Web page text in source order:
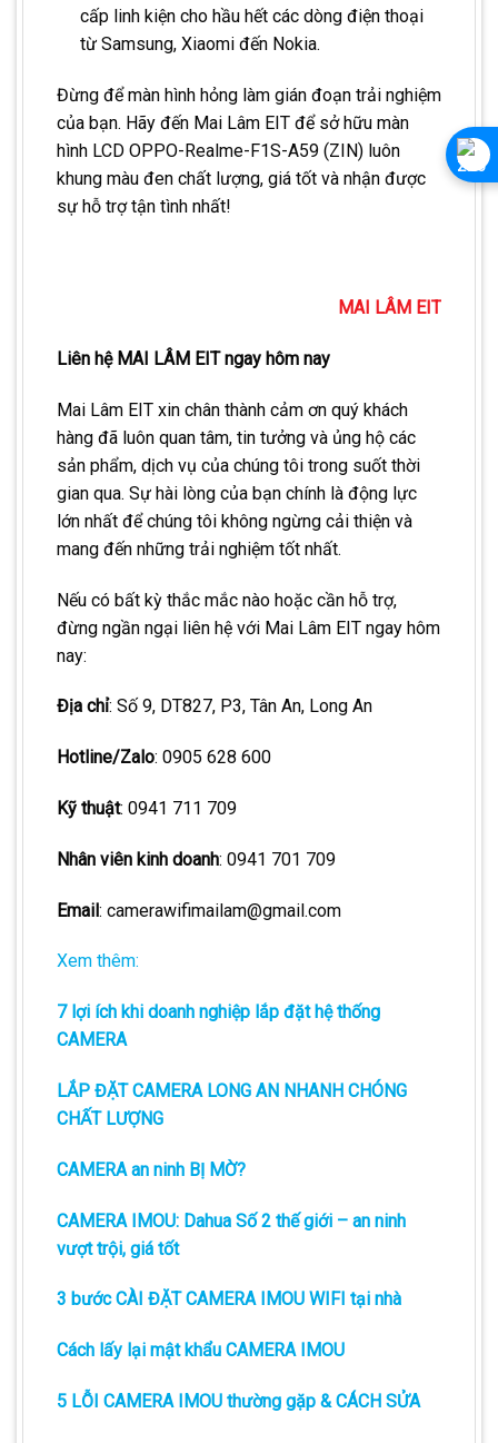
cấp linh kiện cho hầu hết các dòng điện thoại
từ Samsung, Xiaomi đến Nokia.
Đừng để màn hình hỏng làm gián đoạn trải nghiệm
của bạn. Hãy đến Mai Lâm EIT để sở hữu màn
hình LCD OPPO-Realme-F1S-A59 (ZIN) luôn
khung màu đen chất lượng, giá tốt và nhận được
sự hỗ trợ tận tình nhất!
MAI LÂM EIT
Liên hệ MAI LÂM EIT ngay hôm nay
Mai Lâm EIT xin chân thành cảm ơn quý khách
hàng đã luôn quan tâm, tin tưởng và ủng hộ các
sản phẩm, dịch vụ của chúng tôi trong suốt thời
gian qua. Sự hài lòng của bạn chính là động lực
lớn nhất để chúng tôi không ngừng cải thiện và
mang đến những trải nghiệm tốt nhất.
Nếu có bất kỳ thắc mắc nào hoặc cần hỗ trợ,
đừng ngần ngại liên hệ với Mai Lâm EIT ngay hôm
nay:
Địa chỉ: Số 9, DT827, P3, Tân An, Long An
Hotline/Zalo: 0905 628 600
Kỹ thuật: 0941 711 709
Nhân viên kinh doanh: 0941 701 709
Email: camerawifimailam@gmail.com
Xem thêm:
7 lợi ích khi doanh nghiệp lắp đặt hệ thống
CAMERA
LẮP ĐẶT CAMERA LONG AN NHANH CHÓNG
CHẤT LƯỢNG
CAMERA an ninh BỊ MỜ?
CAMERA IMOU: Dahua Số 2 thế giới – an ninh
vượt trội, giá tốt
3 bước CÀI ĐẶT CAMERA IMOU WIFI tại nhà
Cách lấy lại mật khẩu CAMERA IMOU
5 LỖI CAMERA IMOU thường gặp & CÁCH SỬA